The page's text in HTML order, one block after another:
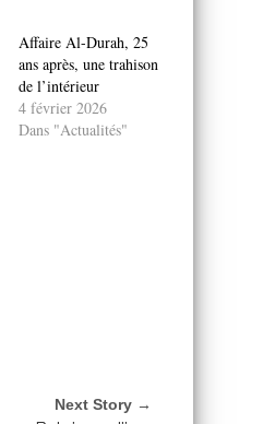
Affaire Al-Durah, 25
ans après, une trahison
de l’intérieur
4 février 2026
Dans "Actualités"
Next Story →